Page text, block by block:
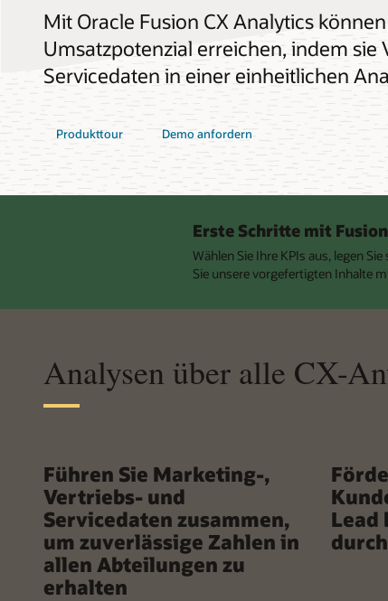
Mit Oracle Fusion CX Analytics
Umsatzpotenzial erreichen, indem
Servicedaten in einer einheitlichen
Produkttour Demo anfordern
Erste Schritte mit
Wählen Sie Ihre KPIs aus, legen
Sie unsere vorgefertigten Inhalte
Analysen über alle CX-
Führen Sie Marketing-,
Vertriebs- und
Servicedaten zusammen,
um zuverlässige Zahlen in
allen Abteilungen zu
erhalten
Lead